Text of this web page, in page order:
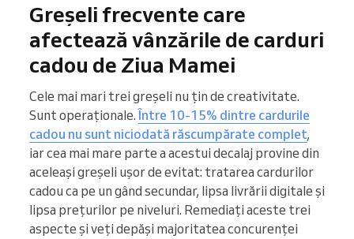
Greșeli frecvente care
afectează vânzările de carduri
cadou de Ziua Mamei
Cele mai mari trei greșeli nu țin de creativitate.
Sunt operaționale. Între 10-15% dintre cardurile
cadou nu sunt niciodată răscumpărate complet,
iar cea mai mare parte a acestui decalaj provine din
aceleași greșeli ușor de evitat: tratarea cardurilor
cadou ca pe un gând secundar, lipsa livrării digitale și
lipsa prețurilor pe niveluri. Remediați aceste trei
aspecte și veți depăși majoritatea concurenței